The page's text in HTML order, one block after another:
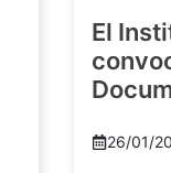
El
26/01/